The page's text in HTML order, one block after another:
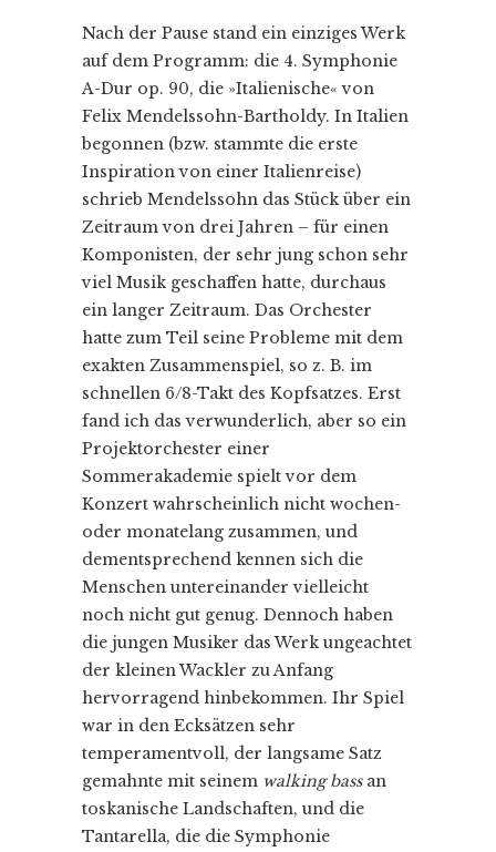
Nach der Pause stand ein einziges Werk
auf dem Programm: die 4. Symphonie
A-Dur op. 90, die »Italienische« von
Felix Mendelssohn-Bartholdy. In Italien
begonnen (bzw. stammte die erste
Inspiration von einer Italienreise)
schrieb Mendelssohn das Stück über ein
Zeitraum von drei Jahren – für einen
Komponisten, der sehr jung schon sehr
viel Musik geschaffen hatte, durchaus
ein langer Zeitraum. Das Orchester
hatte zum Teil seine Probleme mit dem
exakten Zusammenspiel, so z. B. im
schnellen 6/8-Takt des Kopfsatzes. Erst
fand ich das verwunderlich, aber so ein
Projektorchester einer
Sommerakademie spielt vor dem
Konzert wahrscheinlich nicht wochen-
oder monatelang zusammen, und
dementsprechend kennen sich die
Menschen untereinander vielleicht
noch nicht gut genug. Dennoch haben
die jungen Musiker das Werk ungeachtet
der kleinen Wackler zu Anfang
hervorragend hinbekommen. Ihr Spiel
war in den Ecksätzen sehr
temperamentvoll, der langsame Satz
gemahnte mit seinem walking bassan
toskanische Landschaften, und die
Tantarella, die die Symphonie